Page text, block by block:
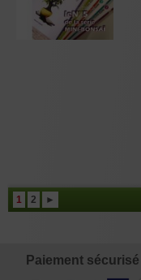
1 2 ►
Paiement sécurisé